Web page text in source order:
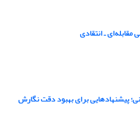
ـ انتقادی
پیشنهادهایی برای بهبود دقت نگارش